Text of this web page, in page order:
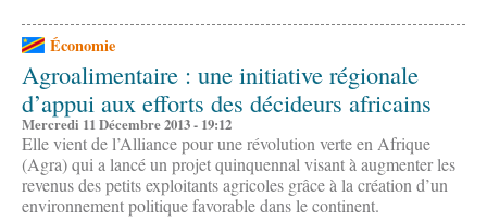
Économie
Agroalimentaire : une initiative régionale
d’appui aux efforts des décideurs africains
Mercredi 11 Décembre 2013 - 19:12
Elle vient de l’Alliance pour une révolution verte en Afrique
(Agra) qui a lancé un projet quinquennal visant à augmenter les
revenus des petits exploitants agricoles grâce à la création d’un
environnement politique favorable dans le continent.